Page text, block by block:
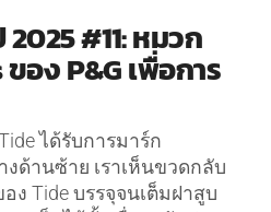
#11: หมวก
อง P&G เพื่อการ
ได้รับการมาร์ก
งด้านซ้าย เราเห็นขวดกลับ
ง Tide บรรจุจนเต็มฝาสูบ